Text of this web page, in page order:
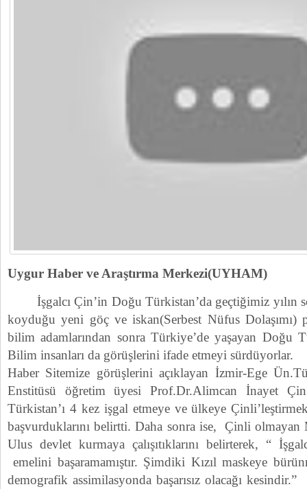
Uygur Haber ve Araştırma Merkezi(UYHAM)
İşgalcı Çin’in Doğu Türkistan’da geçtiğimiz yılın
koyduğu yeni göç ve iskan(Serbest Nüfus Dolaşımı)
bilim adamlarından sonra Türkiye’de yaşayan
Bilim insanları da görüşlerini ifade etmeyi sürdüyorlar.
Haber Sitemize görüşlerini açıklayan İzmir-Ege
Enstitüsü öğretim üyesi Prof.Dr.Alimcan İnayet
Türkistan’ı 4 kez işgal etmeye ve ülkeye
başvurduklarını belirtti. Daha sonra ise, Çinli
Ulus devlet kurmaya çalışıtıklarını belirterek, “
emelini başaramamıştır. Şimdiki Kızıl maskeye
demografik assimilasyonda başarısız olacağı